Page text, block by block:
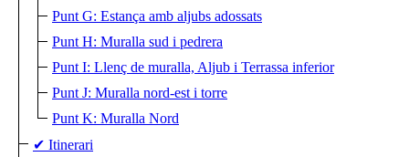
Punt G: Estança amb aljubs adossats
Punt H: Muralla sud i pedrera
Punt I: Llenç de muralla, Aljub i Terrassa inferior
Punt J: Muralla nord-est i torre
Punt K: Muralla Nord
✔ Itinerari